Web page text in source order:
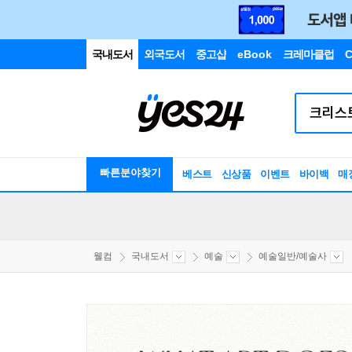
국내도서 외국도서 중고샵 eBook 크레마클럽
빠른분야찾기 베스트 신상품 이벤트 바이백 매
웰컴 국내도서 예술 예술일반/예술사